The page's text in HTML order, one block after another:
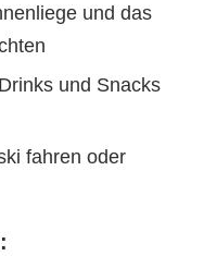
und das
und Snacks
fahren oder